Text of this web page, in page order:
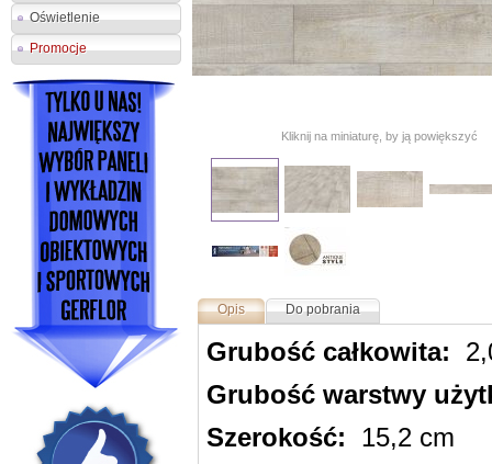
Oświetlenie
Promocje
Kliknij na miniaturę, by ją powiększyć
Opis Do pobrania
Grubość całkowita:
Grubość warstwy
Szerokość: 15,2 cm